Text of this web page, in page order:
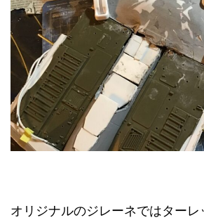
オリジナルのジレーネではター